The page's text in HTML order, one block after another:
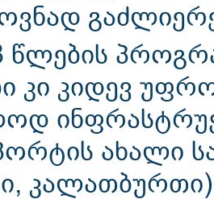
წლების
კი კიდევ
ახალი